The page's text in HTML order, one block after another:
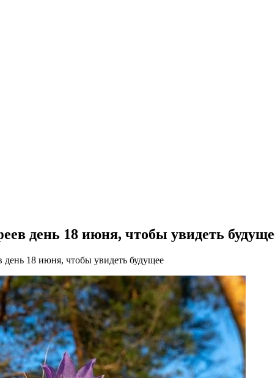
день 18 июня, чтобы увидеть
день 18 июня, чтобы увидеть будущее